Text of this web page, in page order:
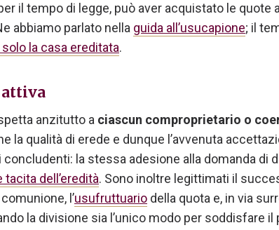
il tempo di legge, può aver acquistato le quote
abbiamo parlato nella guida all’usucapione; il
la casa ereditata.
anzitutto a ciascun comproprietario o
la qualità di erede e dunque l’avvenuta
la stessa adesione alla domanda di
dell’eredità. Sono inoltre legittimati il
l’usufruttuario della quota e, in via
la divisione sia l’unico modo per soddisfare il